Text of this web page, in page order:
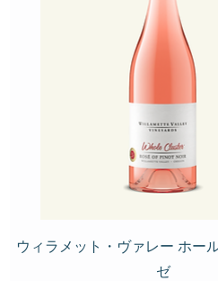
ウィラメット・ヴァレー ホー
ゼ